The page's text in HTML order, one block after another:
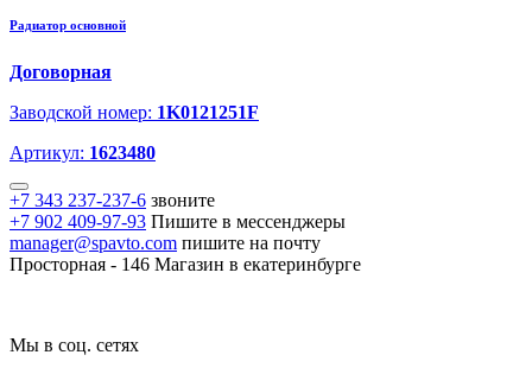
Радиатор основной
Договорная
Заводской номер: 1K0121251F
Артикул: 1623480
+7 343 237-237-6 звоните
+7 902 409-97-93 Пишите в мессенджеры
manager@spavto.com пишите на почту
Просторная - 146 Магазин в екатеринбурге
Мы в соц. сетях